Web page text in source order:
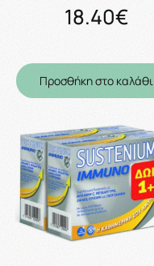
18.40€
Προσθήκη στο καλάθι